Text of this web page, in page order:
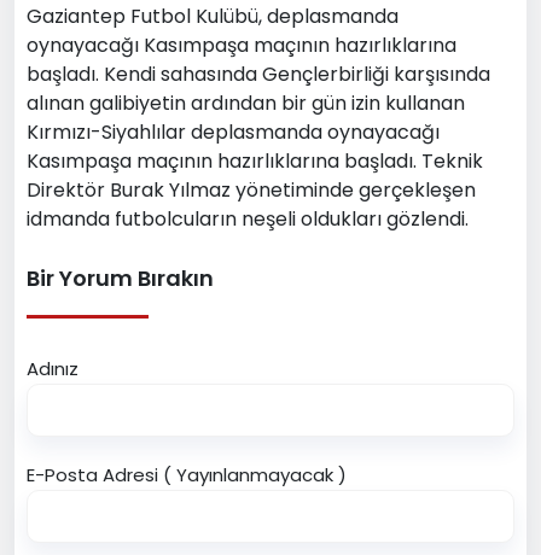
Gaziantep Futbol Kulübü, deplasmanda
oynayacağı Kasımpaşa maçının hazırlıklarına
başladı. Kendi sahasında Gençlerbirliği karşısında
alınan galibiyetin ardından bir gün izin kullanan
Kırmızı-Siyahlılar deplasmanda oynayacağı
Kasımpaşa maçının hazırlıklarına başladı. Teknik
Direktör Burak Yılmaz yönetiminde gerçekleşen
idmanda futbolcuların neşeli oldukları gözlendi.
Bir Yorum Bırakın
Adınız
E-Posta Adresi ( Yayınlanmayacak )